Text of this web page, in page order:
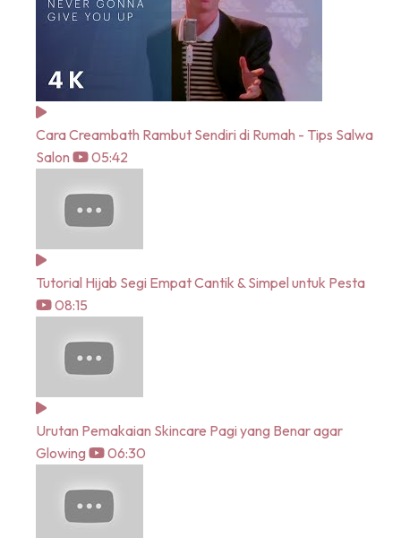
Cara Creambath Rambut Sendiri di Rumah - Tips Salwa
Salon
05:42
Tutorial Hijab Segi Empat Cantik & Simpel untuk Pesta
08:15
Urutan Pemakaian Skincare Pagi yang Benar agar
Glowing
06:30